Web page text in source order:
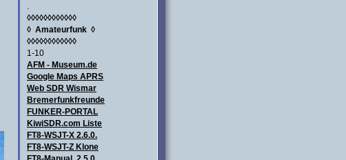
.
◊◊◊◊◊◊◊◊◊◊◊◊
◊ Amateurfunk ◊
◊◊◊◊◊◊◊◊◊◊◊◊
1-10
AFM - Museum.de
Google Maps APRS
Web SDR Wismar
Bremerfunkfreunde
FUNKER-PORTAL
KiwiSDR.com Liste
FT8-WSJT-X 2.6.0.
FT8-WSJT-Z Klone